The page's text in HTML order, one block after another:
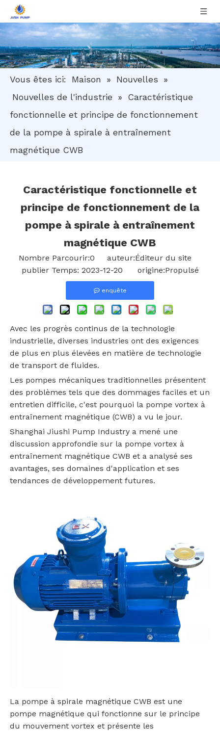
Vous êtes ici: Maison » Nouvelles
»
Nouvelles de l'industrie
»
Caractéristique
fonctionnelle et principe de fonctionnement
de la pompe à spirale à entraînement
magnétique CWB
Caractéristique fonctionnelle et
principe de fonctionnement de la
pompe à spirale à entraînement
magnétique CWB
Nombre Parcourir:0 auteur:Éditeur du site
publier Temps: 2023-12-20 origine:Propulsé
enquête
Avec les progrès continus de la technologie
industrielle, diverses industries ont des exigences
de plus en plus élevées en matière de technologie
de transport de fluides.
Les pompes mécaniques traditionnelles présentent
des problèmes tels que des dommages faciles et un
entretien difficile, c'est pourquoi la pompe vortex à
entraînement magnétique (CWB) a vu le jour.
Shanghai Jiushi Pump Industry a mené une
discussion approfondie sur la pompe vortex à
entraînement magnétique CWB et a analysé ses
avantages, ses domaines d'application et ses
tendances de développement futures.
La pompe à spirale magnétique CWB est une
pompe magnétique qui fonctionne sur le principe
du mouvement vortex et présente les